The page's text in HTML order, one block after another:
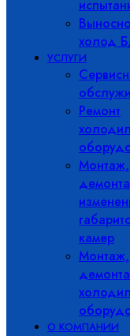
холод
УСЛУГИ
Ремонт
Монтаж,
камер
Монтаж,
О КОМПАНИИ